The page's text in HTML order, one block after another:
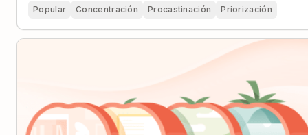
Popular
Concentración Procastinación Priorización